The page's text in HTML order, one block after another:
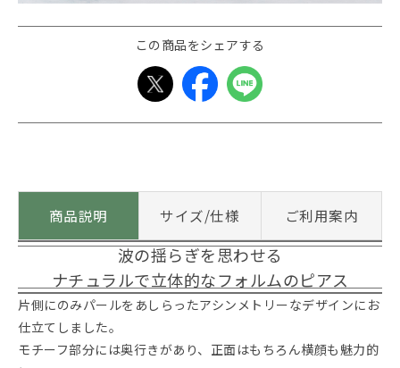
この商品をシェアする
商品説明 サイズ/仕様 ご利用案内
波の揺らぎを思わせる
ナチュラルで立体的なフォルムのピアス
片側にのみパールをあしらったアシンメトリーなデザインにお
仕立てしました。
モチーフ部分には奥行きがあり、正面はもちろん横顔も魅力的